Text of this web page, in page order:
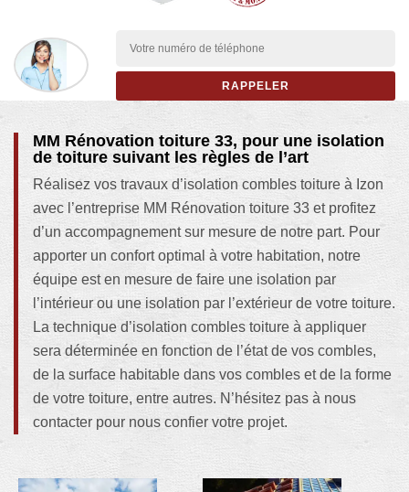
MM Rénovation toiture 33, pour une isolation
de toiture suivant les règles de l’art
Réalisez vos travaux d’isolation combles toiture à Izon
avec l’entreprise MM Rénovation toiture 33 et profitez
d’un accompagnement sur mesure de notre part. Pour
apporter un confort optimal à votre habitation, notre
équipe est en mesure de faire une isolation par
l’intérieur ou une isolation par l’extérieur de votre toiture.
La technique d’isolation combles toiture à appliquer
sera déterminée en fonction de l’état de vos combles,
de la surface habitable dans vos combles et de la forme
de votre toiture, entre autres. N’hésitez pas à nous
contacter pour nous confier votre projet.